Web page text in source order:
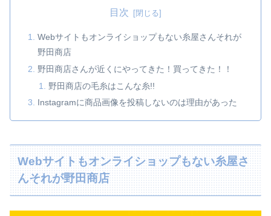
目次
Webサイトもオンライショップもない糸屋さんそれが
野田商店
野田商店さんが近くにやってきた！買ってきた！！
野田商店の毛糸はこんな糸!!
Instagramに商品画像を投稿しないのは理由があった
Webサイトもオンライショップもない糸屋さ
んそれが野田商店